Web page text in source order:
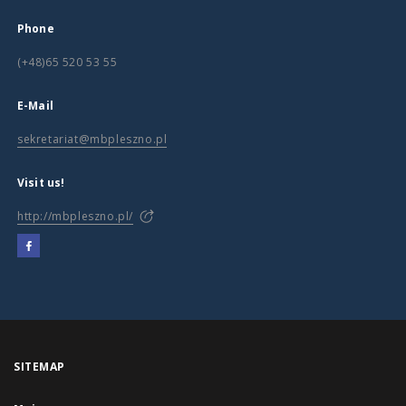
Phone
(+48)65 520 53 55
E-Mail
sekretariat@mbpleszno.pl
Visit us!
http://mbpleszno.pl/
SITEMAP